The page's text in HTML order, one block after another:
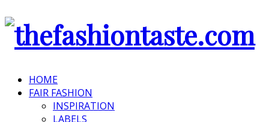
HOME
FAIR FASHION
INSPIRATION
LABELS